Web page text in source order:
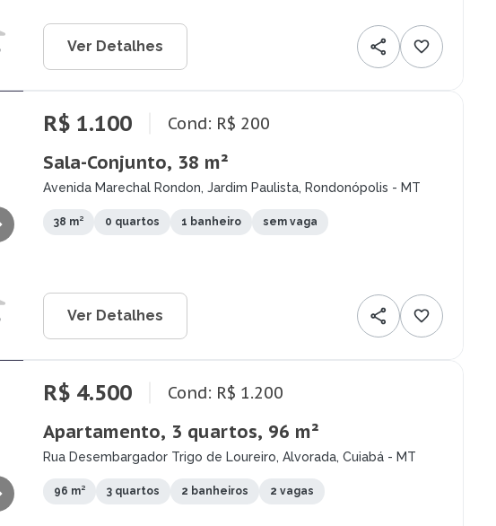
Ver Detalhes
R$ 1.100 Cond: R$ 200
Sala-Conjunto, 38 m²
Avenida Marechal Rondon, Jardim Paulista, Rondonópolis - MT
38 m² 0 quartos 1 banheiro sem vaga
Ver Detalhes
R$ 4.500 Cond: R$ 1.200
Apartamento, 3 quartos, 96 m²
Rua Desembargador Trigo de Loureiro, Alvorada, Cuiabá - MT
96 m² 3 quartos 2 banheiros 2 vagas